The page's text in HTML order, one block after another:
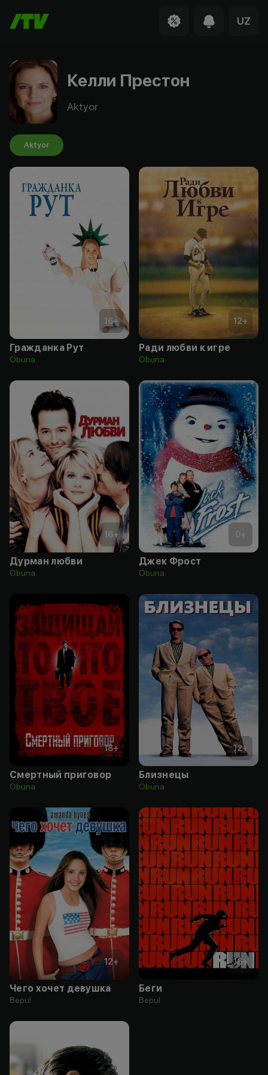
UZ
Келли Престон
Aktyor
Aktyor
16+
Гражданка Рут
Obuna
12+
Ради любви к игре
Obuna
16+
Дурман любви
Obuna
0+
Джек Фрост
Obuna
18+
Смертный приговор
Obuna
12+
Близнецы
Obuna
12+
Чего хочет девушка
Bepul
16+
Беги
Bepul